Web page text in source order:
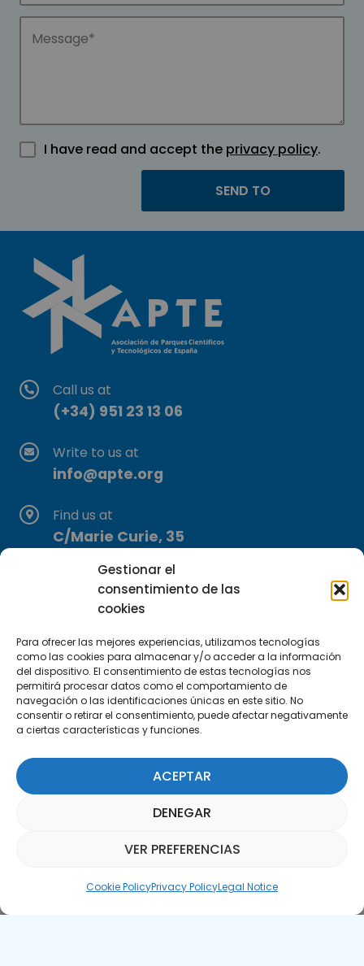
Gestionar el
consentimiento de las
cookies
Para ofrecer las mejores experiencias, utilizamos tecnologías
como las cookies para almacenar y/o acceder a la información
del dispositivo. El consentimiento de estas tecnologías nos
permitirá procesar datos como el comportamiento de
navegación o las identificaciones únicas en este sitio. No
consentir o retirar el consentimiento, puede afectar negativamente
a ciertas características y funciones.
ACEPTAR
DENEGAR
VER PREFERENCIAS
Cookie PolicyPrivacy PolicyLegal Notice
I have read and accept the privacy policy.
Call us at
(+34) 951 23 13 06
Write to us at
info@apte.org
Find us at
C/Marie Curie, 35
29590 Campanillas, Málaga
Subscribe to our Newsletter
SUBSCRIBE HERE